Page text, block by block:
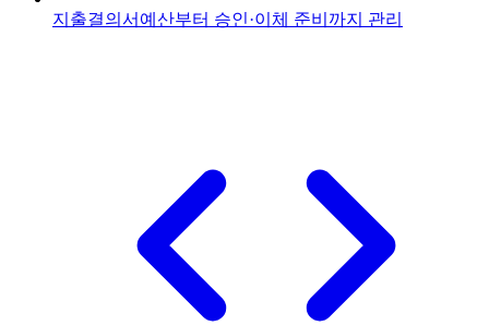
지출결의서 예산부터 승인·이체 준비까지 관리